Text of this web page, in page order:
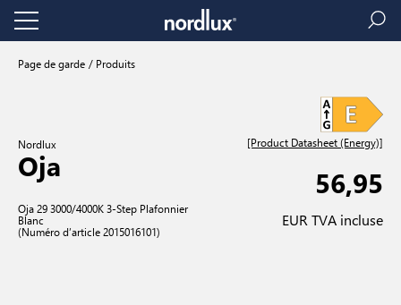
Page de garde Produits
Nordlux
Oja
Oja 29 3000/4000K 3-Step Plafonnier
Blanc
(Numéro d’article 2015016101)
[Product Datasheet (Energy)]
56,95
EUR TVA incluse